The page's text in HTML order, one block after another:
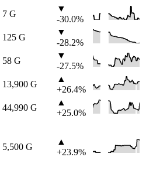
7 G
▼
-30.0%
125 G
▼
-28.2%
58 G
▼
-27.5%
13,900 G
▲
+26.4%
44,990 G
▲
+25.0%
5,500 G
▲
+23.9%